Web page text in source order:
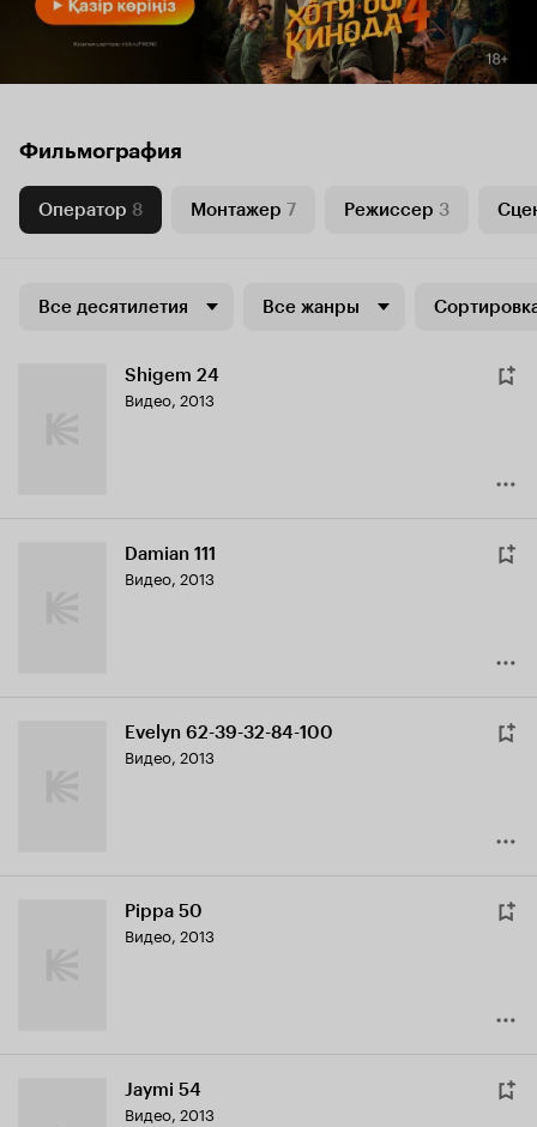
Фильмография
Оператор 8 Монтажер 7 Режиссер 3
Все десятилетия Все жанры
Shigem 24
Видео, 2013
Damian 111
Видео, 2013
Evelyn 62-39-32-84-100
Видео, 2013
Pippa 50
Видео, 2013
Jaymi 54
Видео, 2013